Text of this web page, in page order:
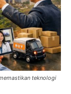
teknologi